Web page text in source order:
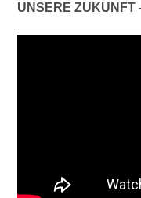
UNSERE ZUKUNFT